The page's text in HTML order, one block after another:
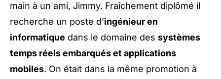
main à un ami, Jimmy. Fraîchement diplômé il
recherche un poste d’ingénieur en
informatique dans le domaine des systèmes
temps réels embarqués et applications
mobiles. On était dans la même promotion à